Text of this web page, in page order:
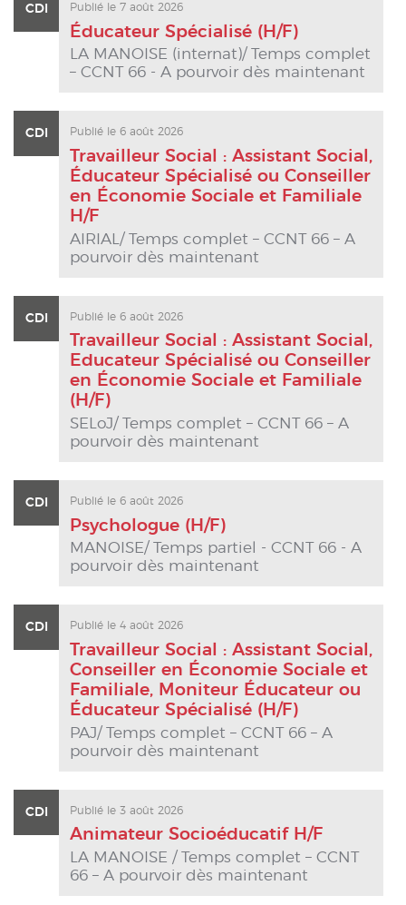
CDI Publié le 7 août 2026
Éducateur Spécialisé (H/F)
LA MANOISE (internat)/ Temps complet
– CCNT 66 - A pourvoir dès maintenant
CDI Publié le 6 août 2026
Travailleur Social : Assistant Social,
Éducateur Spécialisé ou Conseiller
en Économie Sociale et Familiale
H/F
AIRIAL/ Temps complet – CCNT 66 – A
pourvoir dès maintenant
CDI Publié le 6 août 2026
Travailleur Social : Assistant Social,
Educateur Spécialisé ou Conseiller
en Économie Sociale et Familiale
(H/F)
SELoJ/ Temps complet – CCNT 66 – A
pourvoir dès maintenant
CDI Publié le 6 août 2026
Psychologue (H/F)
MANOISE/ Temps partiel - CCNT 66 - A
pourvoir dès maintenant
CDI Publié le 4 août 2026
Travailleur Social : Assistant Social,
Conseiller en Économie Sociale et
Familiale, Moniteur Éducateur ou
Éducateur Spécialisé (H/F)
PAJ/ Temps complet – CCNT 66 – A
pourvoir dès maintenant
CDI Publié le 3 août 2026
Animateur Socioéducatif H/F
LA MANOISE / Temps complet – CCNT
66 – A pourvoir dès maintenant